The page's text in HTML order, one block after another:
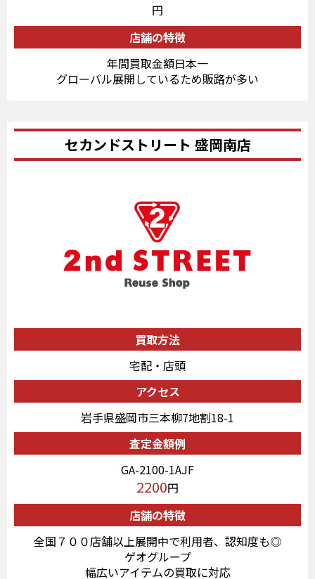
円
店舗の特徴
年間買取金額日本一
グローバル展開しているため販路が多い
セカンドストリート 盛岡南店
買取方法
宅配・店頭
アクセス
岩手県盛岡市三本柳7地割18-1
査定金額例
GA-2100-1AJF
2200円
店舗の特徴
全国７００店舗以上展開中で利用者、認知度も◎
ゲオグループ
幅広いアイテムの買取に対応